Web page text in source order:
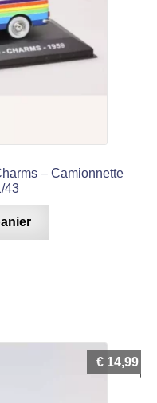
– Camionnette
43
€ 14,99